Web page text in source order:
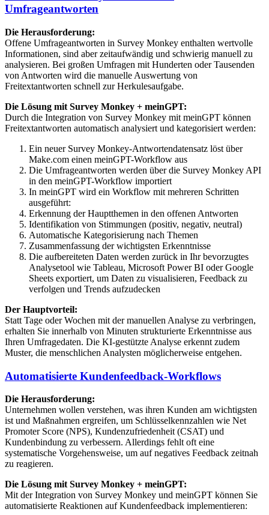
Umfrageantworten
Die Herausforderung:
Offene Umfrageantworten in Survey Monkey enthalten wertvolle
Informationen, sind aber zeitaufwändig und schwierig manuell zu
analysieren. Bei großen Umfragen mit Hunderten oder Tausenden
von Antworten wird die manuelle Auswertung von
Freitextantworten schnell zur Herkulesaufgabe.
Die Lösung mit Survey Monkey + meinGPT:
Durch die Integration von Survey Monkey mit meinGPT können
Freitextantworten automatisch analysiert und kategorisiert werden:
Ein neuer Survey Monkey-Antwortendatensatz löst über
Make.com einen meinGPT-Workflow aus
Die Umfrageantworten werden über die Survey Monkey API
in den meinGPT-Workflow importiert
In meinGPT wird ein Workflow mit mehreren Schritten
ausgeführt:
Erkennung der Hauptthemen in den offenen Antworten
Identifikation von Stimmungen (positiv, negativ, neutral)
Automatische Kategorisierung nach Themen
Zusammenfassung der wichtigsten Erkenntnisse
Die aufbereiteten Daten werden zurück in Ihr bevorzugtes
Analysetool wie Tableau, Microsoft Power BI oder Google
Sheets exportiert, um Daten zu visualisieren, Feedback zu
verfolgen und Trends aufzudecken
Der Hauptvorteil:
Statt Tage oder Wochen mit der manuellen Analyse zu verbringen,
erhalten Sie innerhalb von Minuten strukturierte Erkenntnisse aus
Ihren Umfragedaten. Die KI-gestützte Analyse erkennt zudem
Muster, die menschlichen Analysten möglicherweise entgehen.
Automatisierte Kundenfeedback-Workflows
Die Herausforderung:
Unternehmen wollen verstehen, was ihren Kunden am wichtigsten
ist und Maßnahmen ergreifen, um Schlüsselkennzahlen wie Net
Promoter Score (NPS), Kundenzufriedenheit (CSAT) und
Kundenbindung zu verbessern. Allerdings fehlt oft eine
systematische Vorgehensweise, um auf negatives Feedback zeitnah
zu reagieren.
Die Lösung mit Survey Monkey + meinGPT:
Mit der Integration von Survey Monkey und meinGPT können Sie
automatisierte Reaktionen auf Kundenfeedback implementieren: